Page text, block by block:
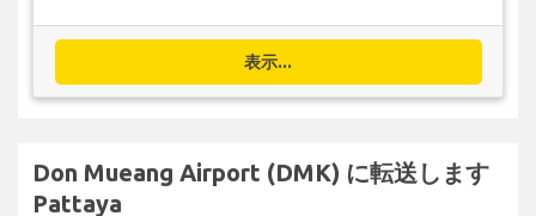
表示...
Don Mueang Airport (DMK) に転送します
Pattaya